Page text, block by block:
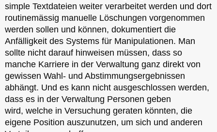
simple Textdateien weiter verarbeitet werden und dort
routinemässig manuelle Löschungen vorgenommen
werden sollen und können, dokumentiert die
Anfälligkeit des Systems für Manipulationen. Man
sollte nicht darauf hinweisen müssen, dass so
manche Karriere in der Verwaltung ganz direkt von
gewissen Wahl- und Abstimmungsergebnissen
abhängt. Und es kann nicht ausgeschlossen werden,
dass es in der Verwaltung Personen geben
wird, welche in Versuchung geraten könnten, die
eigene Position auszunutzen, um sich und anderen